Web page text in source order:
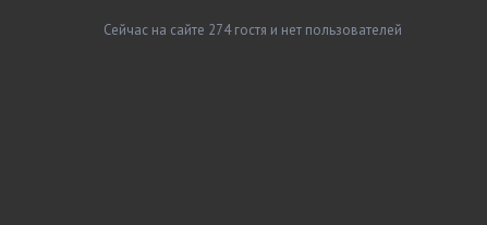
Сейчас на сайте 274 гостя и нет пользователей